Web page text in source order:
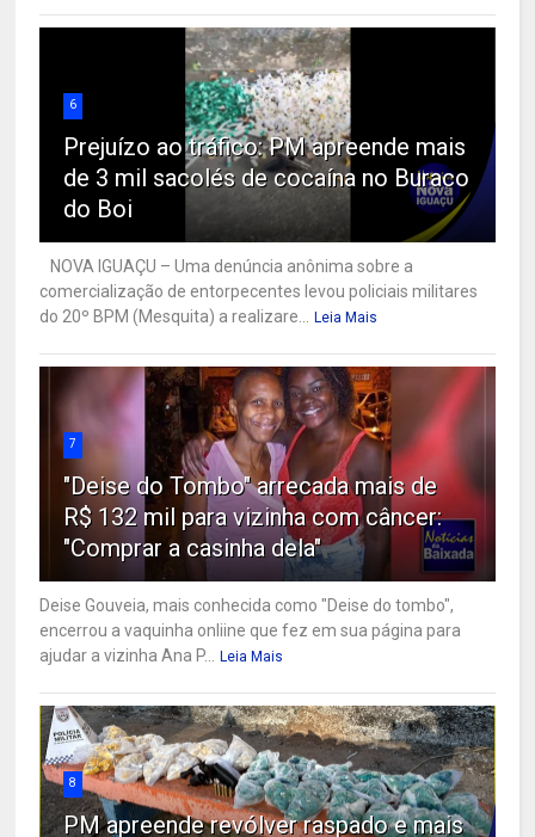
6
Prejuízo ao tráfico: PM apreende mais
de 3 mil sacolés de cocaína no Buraco
do Boi
NOVA IGUAÇU – Uma denúncia anônima sobre a
comercialização de entorpecentes levou policiais militares
do 20º BPM (Mesquita) a realizare...
Leia Mais
7
"Deise do Tombo" arrecada mais de
R$ 132 mil para vizinha com câncer:
"Comprar a casinha dela"
Deise Gouveia, mais conhecida como "Deise do tombo",
encerrou a vaquinha onliine que fez em sua página para
ajudar a vizinha Ana P...
Leia Mais
8
PM apreende revólver raspado e mais